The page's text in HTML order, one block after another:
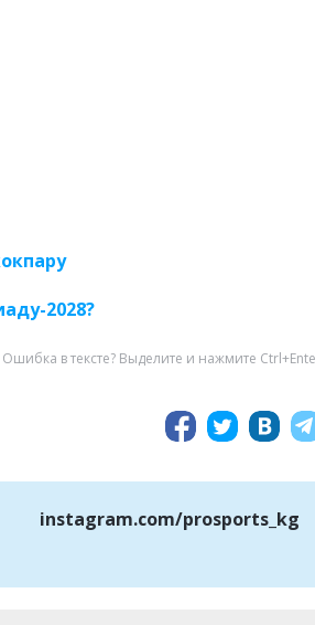
2028?
Ошибка в тексте? Выделите и нажмите
instagram.com/prosports_kg